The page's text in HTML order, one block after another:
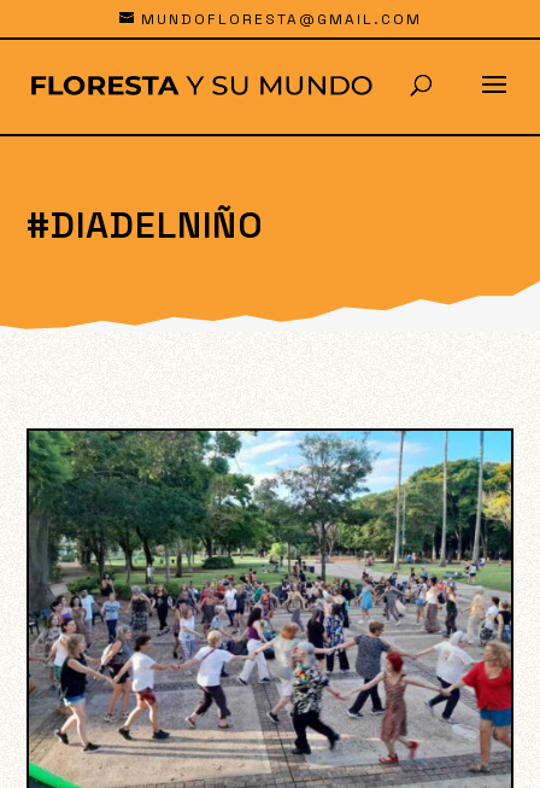
MUNDOFLORESTA@GMAIL.COM
#DIADELNIÑO